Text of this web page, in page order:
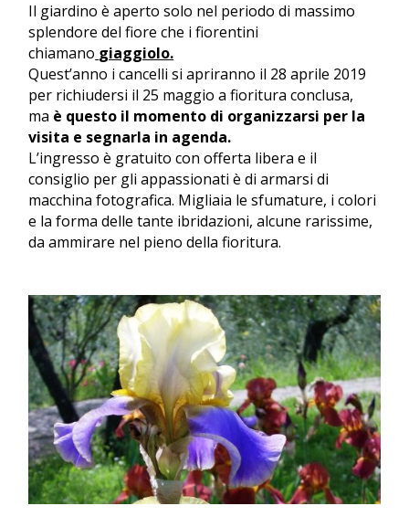
Il giardino è aperto solo nel periodo di massimo
splendore del fiore che i fiorentini
chiamano giaggiolo.
Quest’anno i cancelli si apriranno il 28 aprile 2019
per richiudersi il 25 maggio a fioritura conclusa,
ma è questo il momento di organizzarsi per la
visita e segnarla in agenda.
L’ingresso è gratuito con offerta libera e il
consiglio per gli appassionati è di armarsi di
macchina fotografica. Migliaia le sfumature, i colori
e la forma delle tante ibridazioni, alcune rarissime,
da ammirare nel pieno della fioritura.